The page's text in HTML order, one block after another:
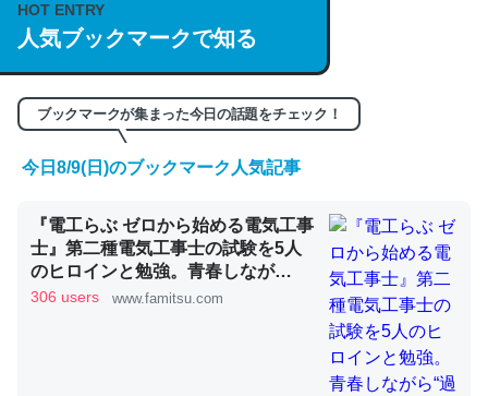
/064121
─GPTの仕組みと限界についての考察（１） - conceptualization
くらい。小説でいう「ずっと前の伏線」は回収されないけ
ど、短期記憶というには多い分量。進化すればするほど分
かりやすく強くなりそう
─GPTの仕組みと限界についての考察（１） - conceptualization
HOT ENTRY
人気ブックマークで知る
ブックマークが集まった今日の話題をチェック！
今日8/9(日)のブックマーク人気記事
『電工らぶ ゼロから始める電気工事
士』第二種電気工事士の試験を5人
のヒロインと勉強。青春しなが
ら“過去問1000問”や“本番形式CBT
306 users www.famitsu.com